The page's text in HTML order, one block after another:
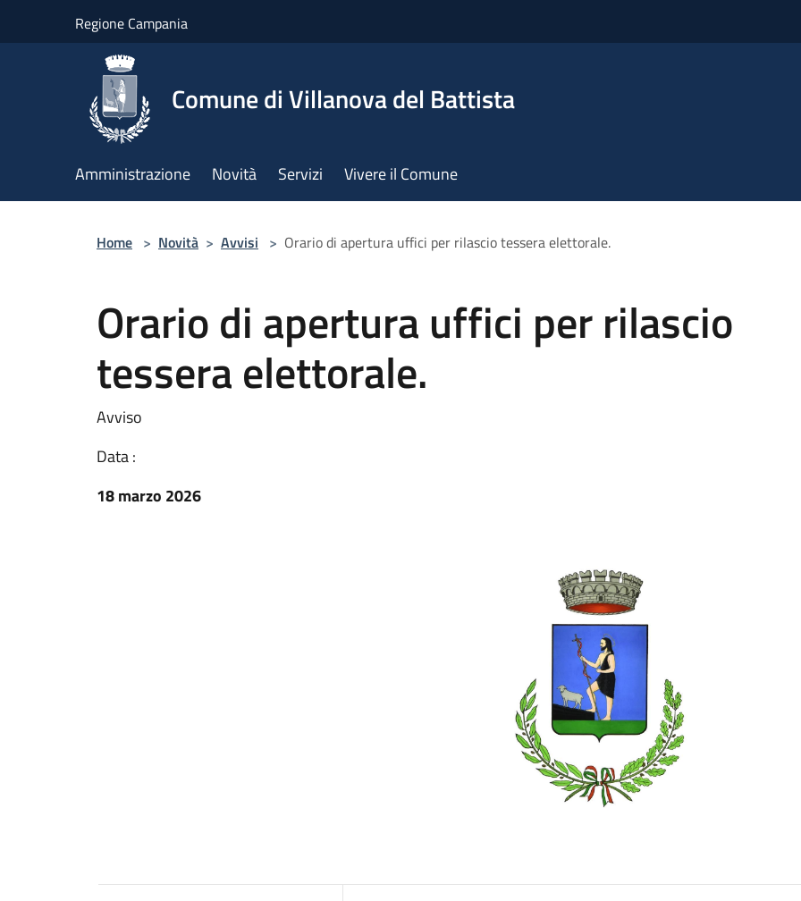
Regione Campania
Comune di Villanova del Battista
Amministrazione Novità Servizi Vivere il Comune
Home > Novità > Avvisi > Orario di apertura uffici per rilascio tessera elettorale.
Orario di apertura uffici per rilascio
tessera elettorale.
Avviso
Data :
18 marzo 2026